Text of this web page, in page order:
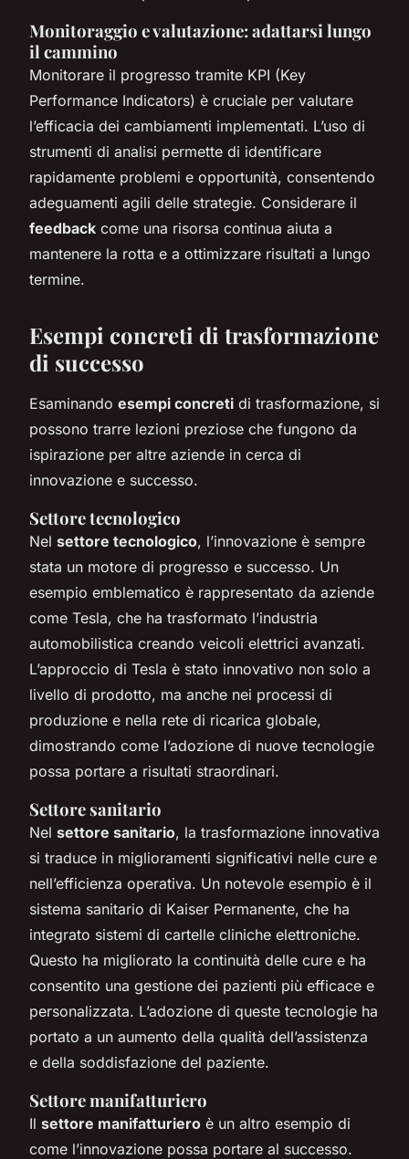
Monitoraggio e valutazione: adattarsi lungo
il cammino
Monitorare il progresso tramite KPI (Key
Performance Indicators) è cruciale per valutare
l’efficacia dei cambiamenti implementati. L’uso di
strumenti di analisi permette di identificare
rapidamente problemi e opportunità, consentendo
adeguamenti agili delle strategie. Considerare il
feedback come una risorsa continua aiuta a
mantenere la rotta e a ottimizzare risultati a lungo
termine.
Esempi concreti di trasformazione
di successo
Esaminando esempi concreti di trasformazione, si
possono trarre lezioni preziose che fungono da
ispirazione per altre aziende in cerca di
innovazione e successo.
Settore tecnologico
Nel settore tecnologico, l’innovazione è sempre
stata un motore di progresso e successo. Un
esempio emblematico è rappresentato da aziende
come Tesla, che ha trasformato l’industria
automobilistica creando veicoli elettrici avanzati.
L’approccio di Tesla è stato innovativo non solo a
livello di prodotto, ma anche nei processi di
produzione e nella rete di ricarica globale,
dimostrando come l’adozione di nuove tecnologie
possa portare a risultati straordinari.
Settore sanitario
Nel settore sanitario, la trasformazione innovativa
si traduce in miglioramenti significativi nelle cure e
nell’efficienza operativa. Un notevole esempio è il
sistema sanitario di Kaiser Permanente, che ha
integrato sistemi di cartelle cliniche elettroniche.
Questo ha migliorato la continuità delle cure e ha
consentito una gestione dei pazienti più efficace e
personalizzata. L’adozione di queste tecnologie ha
portato a un aumento della qualità dell’assistenza
e della soddisfazione del paziente.
Settore manifatturiero
Il settore manifatturiero è un altro esempio di
come l’innovazione possa portare al successo.